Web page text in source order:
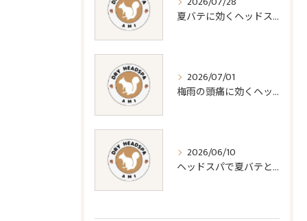
夏バテに効くヘッドスパの疲労回復効果
2026/07/01
梅雨の頭痛に効くヘッドスパ対策法
2026/06/10
ヘッドスパで夏バテと睡眠質改善法